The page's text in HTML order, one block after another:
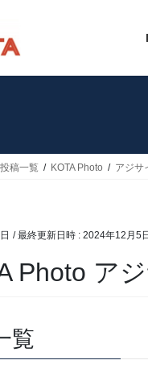
投稿一覧 KOTA Photo アジサ
/ 最終更新日時 : 2024年12月5日
Photo ア
覧